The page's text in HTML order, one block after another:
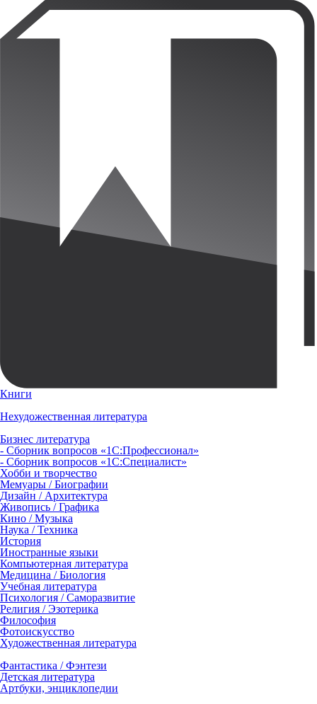
Книги
Нехудожественная литература
Бизнес литература
- Сборник вопросов «1С:Профессионал»
- Сборник вопросов «1С:Специалист»
Хобби и творчество
Мемуары / Биографии
Дизайн / Архитектура
Живопись / Графика
Кино / Музыка
Наука / Техника
История
Иностранные языки
Компьютерная литература
Медицина / Биология
Учебная литература
Психология / Саморазвитие
Религия / Эзотерика
Философия
Фотоискусство
Художественная литература
Фантастика / Фэнтези
Детская литература
Артбуки, энциклопедии